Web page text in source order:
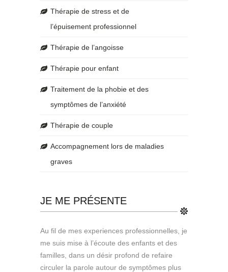
Thérapie de stress et de
l’épuisement professionnel
Thérapie de l’angoisse
Thérapie pour enfant
Traitement de la phobie et des
symptômes de l’anxiété
Thérapie de couple
Accompagnement lors de maladies
graves
JE ME PRÉSENTE
Au fil de mes experiences professionnelles, je
me suis mise à l’écoute des enfants et des
familles, dans un désir profond de refaire
circuler la parole autour de symptômes plus